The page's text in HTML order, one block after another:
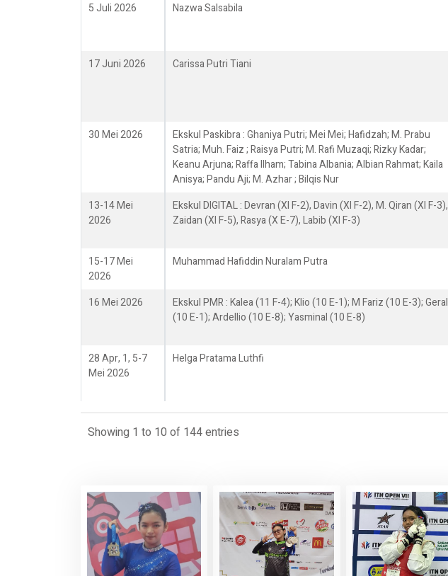
5 Juli 2026 Nazwa Salsabila
17 Juni 2026 Carissa Putri Tiani
30 Mei 2026
Ekskul Paskibra : Ghaniya Putri; Mei Mei; Hafidzah; M. Prabu
Satria; Muh. Faiz ; Raisya Putri; M. Rafi Muzaqi; Rizky Kadar;
Keanu Arjuna; Raffa Ilham; Tabina Albania; Albian Rahmat; Kaila
Anisya; Pandu Aji; M. Azhar ; Bilqis Nur
13-14 Mei
2026
Ekskul DIGITAL : Devran (XI F-2), Davin (XI F-2), M. Qiran (XI F-3),
Zaidan (XI F-5), Rasya (X E-7), Labib (XI F-3)
15-17 Mei
2026
Muhammad Hafiddin Nuralam Putra
16 Mei 2026
Ekskul PMR : Kalea (11 F-4); Klio (10 E-1); M Fariz (10 E-3); Geral
(10 E-1); Ardellio (10 E-8); Yasminal (10 E-8)
28 Apr, 1, 5-7
Mei 2026
Helga Pratama Luthfi
Showing 1 to 10 of 144 entries